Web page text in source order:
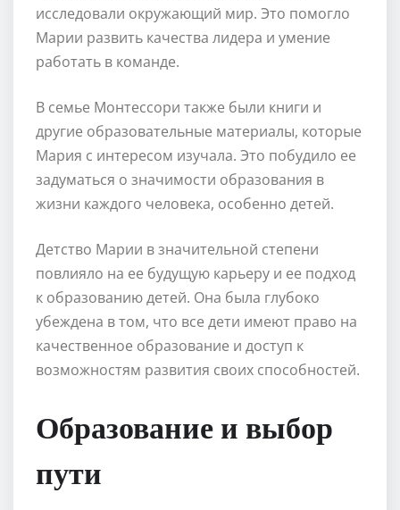
исследовали окружающий мир. Это помогло
Марии развить качества лидера и умение
работать в команде.
В семье Монтессори также были книги и
другие образовательные материалы, которые
Мария с интересом изучала. Это побудило ее
задуматься о значимости образования в
жизни каждого человека, особенно детей.
Детство Марии в значительной степени
повлияло на ее будущую карьеру и ее подход
к образованию детей. Она была глубоко
убеждена в том, что все дети имеют право на
качественное образование и доступ к
возможностям развития своих способностей.
Образование и выбор
пути